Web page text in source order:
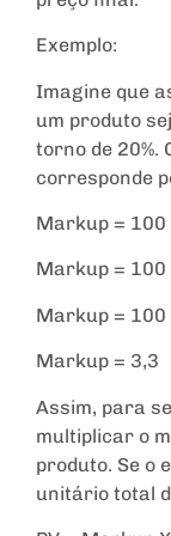
Exemplo:
Imagine que
um produto
torno de 20%.
corresponde
Markup = 100
Markup =
Markup =
Markup = 3,3
Assim, para
multiplicar o
produto. Se o
unitário total